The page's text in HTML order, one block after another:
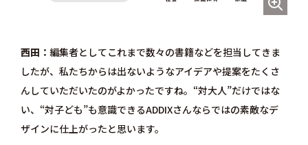
西田
編集者としてこれまで数々の書籍などを担当してきま
したが、私たちからは出ないようなアイデアや提案をたくさ
んしていただいたのがよかったですね。“対大人”だけではな
い、“対子ども”も意識できるADDIXさんならではの素敵なデ
ザインに仕上がったと思います。